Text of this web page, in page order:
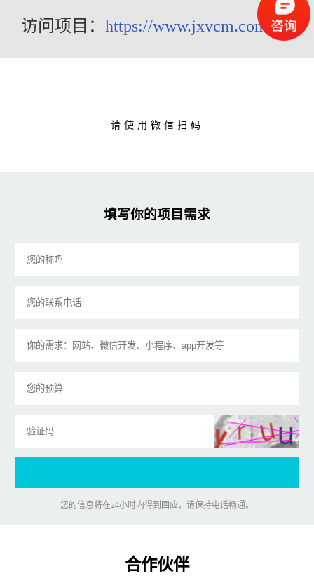
访问项目： https://www.jxvcm.com.cn/
请使用微信扫码
填写你的项目需求
您的信息将在24小时内得到回应，请保持电话畅通。
合作伙伴